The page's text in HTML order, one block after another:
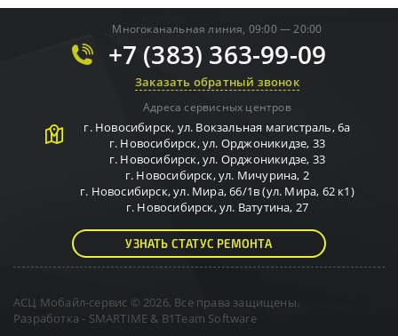
Многоканальная линия, 09:00 — 20:00
+7 (383) 363-99-09
Заказать обратный звонок
Адреса сервисных центров
г. Новосибирск, ул. Вокзальная магистраль, 6а
г. Новосибирск,ул. Орджоникидзе, 33
г. Новосибирск,ул. Орджоникидзе, 33
г. Новосибирск,ул. Мичурина, 2
г. Новосибирск,ул. Мира, 66/1в (ул. Мира, 62 к1)
г. Новосибирск,ул. Ватутина, 27
УЗНАТЬ СТАТУС РЕМОНТА
АСЦ Мобайл-сервис © 2026, Все права защищены.
Разработка - SMARTIME & B1Team Software